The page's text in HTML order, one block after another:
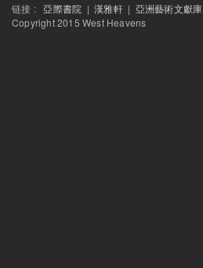
宝莱坞之外的印度电影
破報
链接 :亞際書院 |漢雅軒 | 亞洲藝術文獻庫
Copyright 2015 West Heavens